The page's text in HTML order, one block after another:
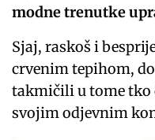
modne trenutke
Sjaj, raskoš i
crvenim tepihom,
takmičili u tome tko
svojim odjevnim